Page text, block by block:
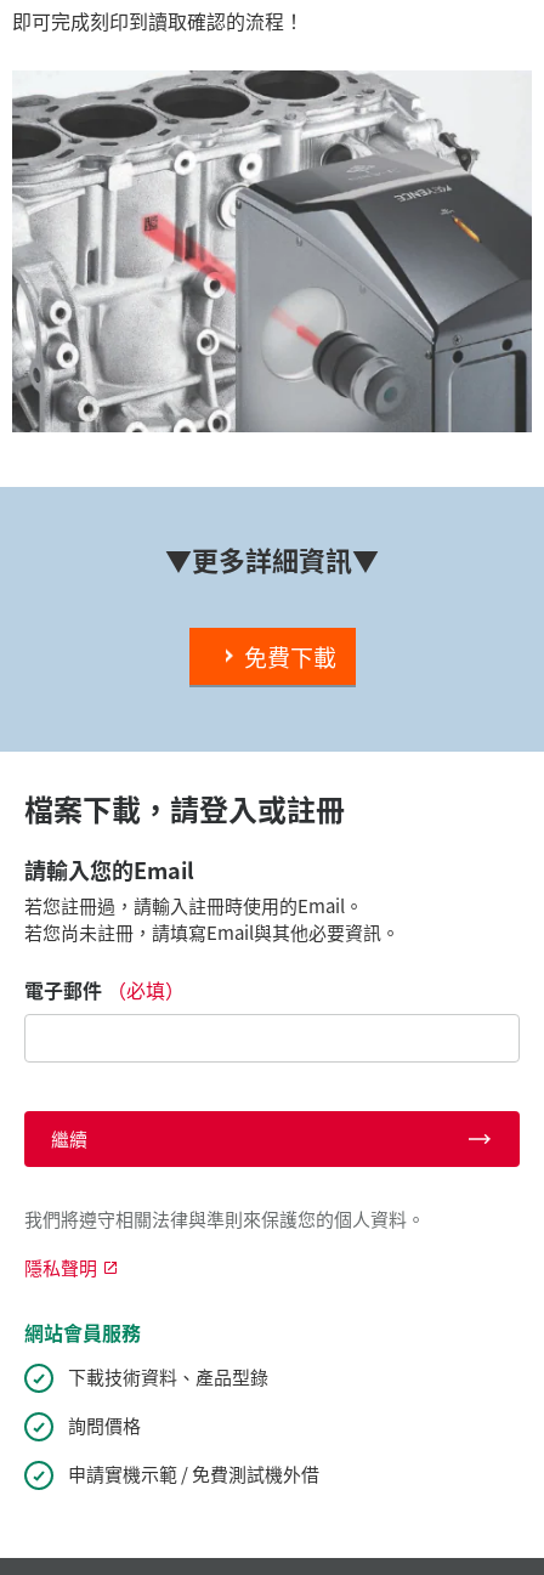
即可完成刻印到讀取確認的流程！
▼更多詳細資訊▼
免費下載
檔案下載，請登入或註冊
請輸入您的Email
若您註冊過，請輸入註冊時使用的Email。
若您尚未註冊，請填寫Email與其他必要資訊。
電子郵件 （必填）
繼續
我們將遵守相關法律與準則來保護您的個人資料。
隱私聲明
網站會員服務
下載技術資料、產品型錄
詢問價格
申請實機示範 / 免費測試機外借